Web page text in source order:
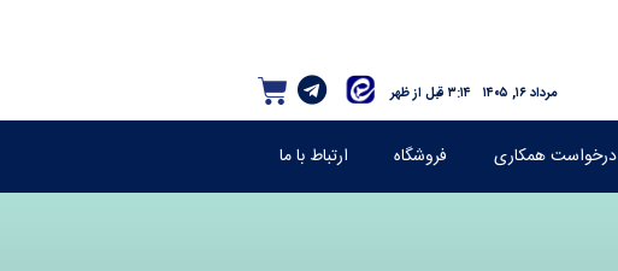
۳:۱۴ قبل از ظهر مرداد ۱۶, ۱۴۰۵
درخواست همکاری فروشگاه ارتباط با ما